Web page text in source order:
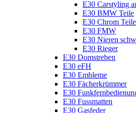
E30 Carstyling
E30 BMW Teile
E30 Chrom Teile
E30 FMW
E30 Nieren
E30 Rieger
E30 Domstreben
E30 eFH
E30 Embleme
E30 Fächerkrümmer
E30
E30 Fussmatten
E30 Gasfeder